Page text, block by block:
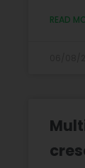
READ